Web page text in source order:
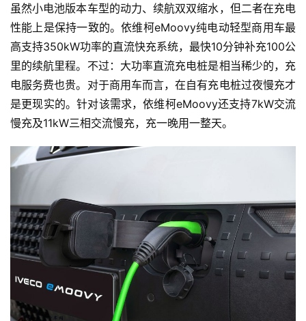
虽然小电池版本车型的动力、续航双双缩水，但二者在充电
性能上是保持一致的。依维柯eMoovy纯电动轻型商用车最
高支持350kW功率的直流快充系统，最快10分钟补充100公
里的续航里程。不过：大功率直流充电桩是相当稀少的，充
电服务费也贵。对于商用车而言，在自有充电桩过夜慢充才
是更现实的。针对该需求，依维柯eMoovy还支持7kW交流
慢充及11kW三相交流慢充，充一晚用一整天。